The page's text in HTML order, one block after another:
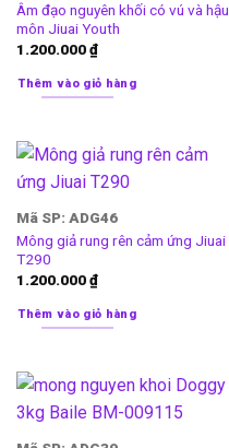
Âm đạo nguyên khối có vú và hậu
môn Jiuai Youth
1.200.000₫
Thêm vào giỏ hàng
Mã SP: ADG46
Mông giả rung rên cảm ứng Jiuai
T290
1.200.000₫
Thêm vào giỏ hàng